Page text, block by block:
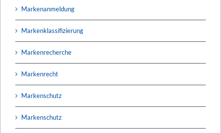
Markenanmeldung
Markenklassifizierung
Markenrecherche
Markenrecht
Markenschutz
Markenschutz